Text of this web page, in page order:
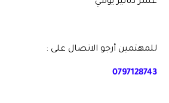
للمهتمين أرجو الاتصال على :
0797128743